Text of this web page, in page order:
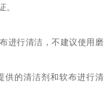
。
进行清洁，不建议使用磨
供的清洁剂和软布进行清